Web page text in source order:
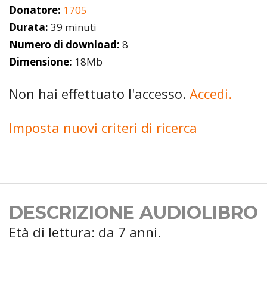
Donatore: 1705
Durata: 39 minuti
Numero di download: 8
Dimensione: 18Mb
Non hai effettuato l'accesso. Accedi.
Imposta nuovi criteri di ricerca
DESCRIZIONE AUDIOLIBRO
Età di lettura: da 7 anni.